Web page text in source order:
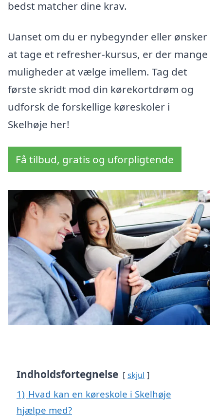
bedst matcher dine krav.
Uanset om du er nybegynder eller ønsker
at tage et refresher-kursus, er der mange
muligheder at vælge imellem. Tag det
første skridt mod din kørekortdrøm og
udforsk de forskellige køreskoler i
Skelhøje her!
Få tilbud, gratis og uforpligtende
Indholdsfortegnelse skjul
1) Hvad kan en køreskole i Skelhøje
hjælpe med?